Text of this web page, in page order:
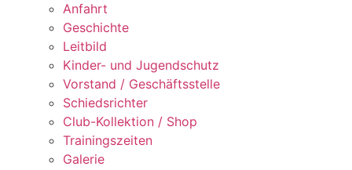
Anfahrt
Geschichte
Leitbild
Kinder- und Jugendschutz
Vorstand / Geschäftsstelle
Schiedsrichter
Club-Kollektion / Shop
Trainingszeiten
Galerie